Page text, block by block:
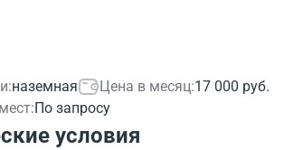
наземная Цена в месяц:17 000 руб.
По запросу
условия